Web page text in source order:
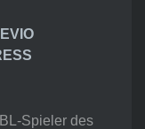
Spieler des